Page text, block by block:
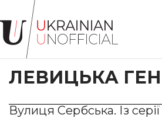
Головна
Про
проєкт
Художники
Твори
ЛЕВИЦЬКА
Вулиця Сербська. Із серії